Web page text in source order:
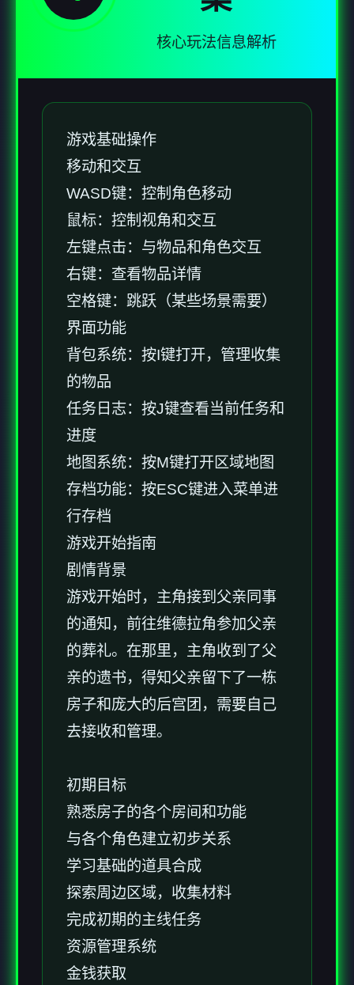
核心玩法信息解析
游戏基础操作
移动和交互
WASD键：控制角色移动
鼠标：控制视角和交互
左键点击：与物品和角色交互
右键：查看物品详情
空格键：跳跃（某些场景需要）
界面功能
背包系统：按I键打开，管理收集
的物品
任务日志：按J键查看当前任务和
进度
地图系统：按M键打开区域地图
存档功能：按ESC键进入菜单进
行存档
游戏开始指南
剧情背景
游戏开始时，主角接到父亲同事
的通知，前往维德拉角参加父亲
的葬礼。在那里，主角收到了父
亲的遗书，得知父亲留下了一栋
房子和庞大的后宫团，需要自己
去接收和管理。
初期目标
熟悉房子的各个房间和功能
与各个角色建立初步关系
学习基础的道具合成
探索周边区域，收集材料
完成初期的主线任务
资源管理系统
金钱获取